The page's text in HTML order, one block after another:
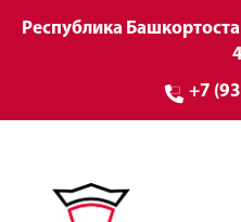
Республика
+7